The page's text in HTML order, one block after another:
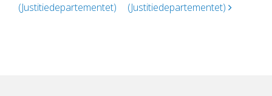
(Justitiedepartementet)
(Justitiedepartementet)